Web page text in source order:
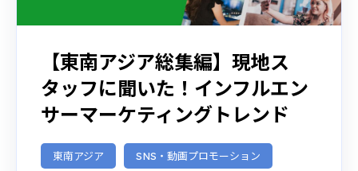
【東南アジア総集編】現地ス
タッフに聞いた！インフルエン
サーマーケティングトレンド
東南アジア SNS・動画プロモーション